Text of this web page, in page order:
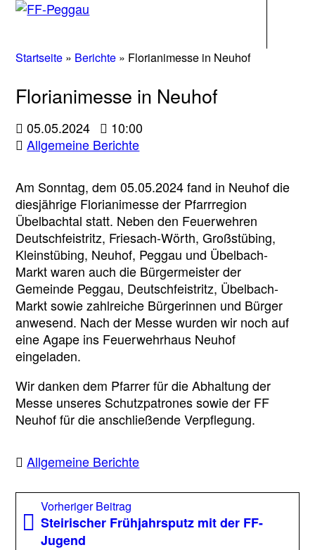
Startseite » Berichte » Florianimesse in Neuhof
Florianimesse in Neuhof
05.05.2024
10:00
Allgemeine Berichte
Am Sonntag, dem 05.05.2024 fand in Neuhof die
diesjährige Florianimesse der Pfarrregion
Übelbachtal statt. Neben den Feuerwehren
Deutschfeistritz, Friesach-Wörth, Großstübing,
Kleinstübing, Neuhof, Peggau und Übelbach-
Markt waren auch die Bürgermeister der
Gemeinde Peggau, Deutschfeistritz, Übelbach-
Markt sowie zahlreiche Bürgerinnen und Bürger
anwesend. Nach der Messe wurden wir noch auf
eine Agape ins Feuerwehrhaus Neuhof
eingeladen.
Wir danken dem Pfarrer für die Abhaltung der
Messe unseres Schutzpatrones sowie der FF
Neuhof für die anschließende Verpflegung.
Allgemeine Berichte
Beitragsnavigation
Vorheriger Beitrag
Beitrag:
Steirischer Frühjahrsputz mit der FF-
Jugend